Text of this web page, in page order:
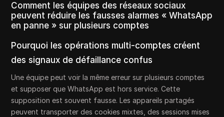
Comment les équipes des réseaux sociaux
peuvent réduire les fausses alarmes « WhatsApp
en panne » sur plusieurs comptes
Pourquoi les opérations multi-comptes créent
des signaux de défaillance confus
Une équipe peut voir la même erreur sur plusieurs comptes
et supposer que WhatsApp est hors service. Cette
supposition est souvent fausse. Les appareils partagés
peuvent transporter des cookies mixtes, des sessions mises